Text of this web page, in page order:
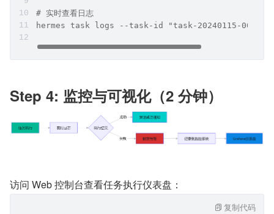
# 实时查看日志
hermes task logs --task-id "task-20240115-001"
Step 4: 监控与可视化（2 分钟）
访问 Web 控制台查看任务执行仪表盘：
复制代码